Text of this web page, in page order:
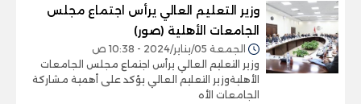
وزير التعليم العالي يرأس اجتماع مجلس
الجامعات الأهلية (صور)
الجمعة 05/يناير/2024 - 10:38 ص
وزير التعليم العالي يرأس اجتماع مجلس الجامعات
الأهليةوزير التعليم العالي يؤكد على أهمية مشاركة
الجامعات الأه